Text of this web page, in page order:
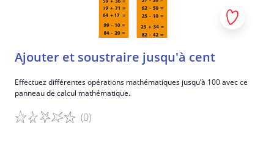
Ajouter et soustraire jusqu'à cent
Effectuez différentes opérations mathématiques jusqu’à 100 avec ce
panneau de calcul mathématique.
(0)